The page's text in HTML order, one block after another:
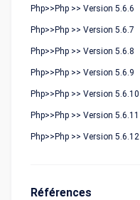
Php>>Php >> Version 5.6.6
Php>>Php >> Version 5.6.7
Php>>Php >> Version 5.6.8
Php>>Php >> Version 5.6.9
Php>>Php >> Version 5.6.10
Php>>Php >> Version 5.6.11
Php>>Php >> Version 5.6.12
Références